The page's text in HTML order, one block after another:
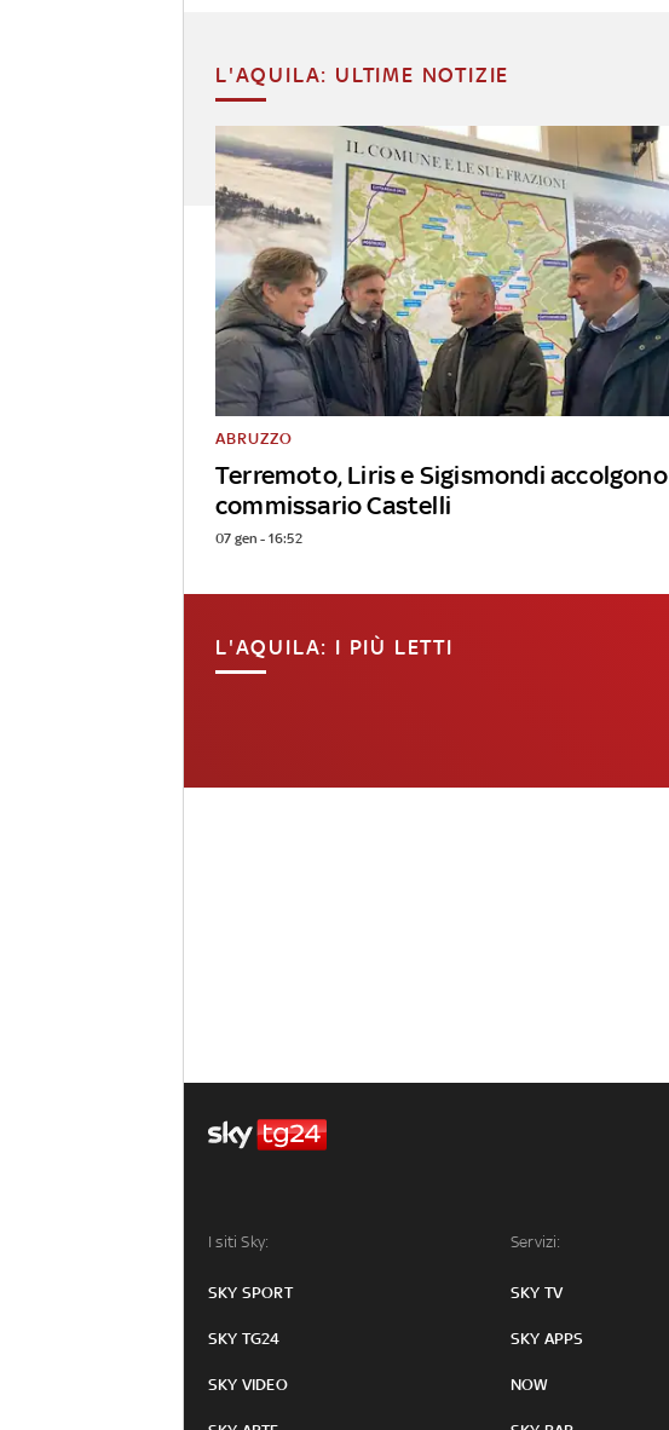
L'AQUILA: ULTIME NOTIZIE
Terremoto, Liris e Sigismondi accolgono
commissario Castelli
ABRUZZO
07 gen - 16:52
L'AQUILA: I PIÙ LETTI
I siti Sky:
SKY SPORT
SKY TG24
SKY VIDEO
Servizi:
SKY TV
SKY APPS
NOW